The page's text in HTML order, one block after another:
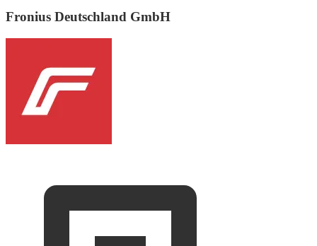
Fronius Deutschland GmbH